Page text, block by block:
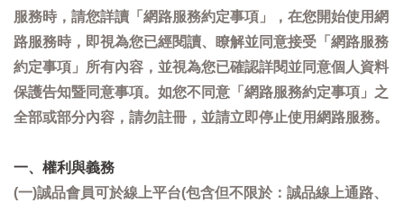
服務時，請您詳讀「網路服務約定事項」，在您開始使用網
路服務時，即視為您已經閱讀、瞭解並同意接受「網路服務
約定事項」所有內容，並視為您已確認詳閱並同意個人資料
保護告知暨同意事項。如您不同意「網路服務約定事項」之
全部或部分內容，請勿註冊，並請立即停止使用網路服務。
一、權利與義務
(一)誠品會員可於線上平台(包含但不限於：誠品線上通路、